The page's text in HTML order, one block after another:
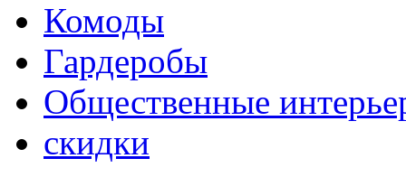
Комоды
Гардеробы
Общественные
скидки